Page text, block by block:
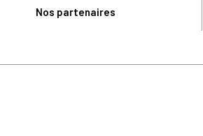
Nos partenaires